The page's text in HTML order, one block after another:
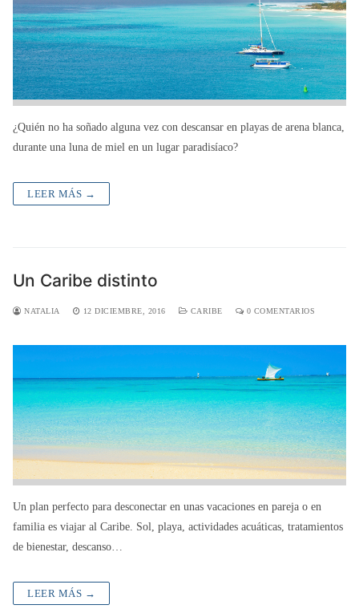
¿Quién no ha soñado alguna vez con descansar en playas de arena blanca,
durante una luna de miel en un lugar paradisíaco?
LEER MÁS →
Un Caribe distinto
NATALIA 12 DICIEMBRE, 2016 CARIBE 0 COMENTARIOS
Un plan perfecto para desconectar en unas vacaciones en pareja o en
familia es viajar al Caribe. Sol, playa, actividades acuáticas, tratamientos
de bienestar, descanso…
LEER MÁS →